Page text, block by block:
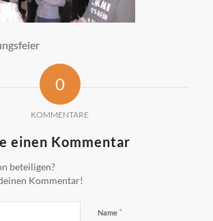
0
KOMMENTARE
einen Kommentar
beteiligen?
Kommentar!
Name *